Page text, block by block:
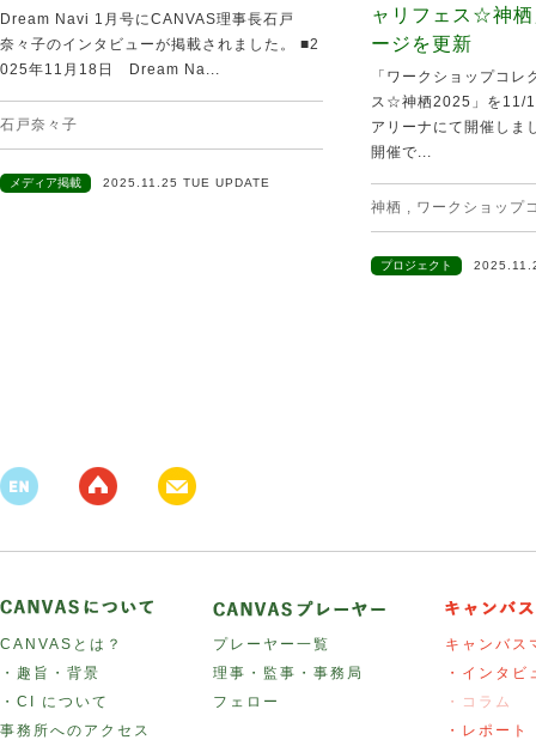
Dream Navi 1月号にCANVAS理事長石戸
奈々子のインタビューが掲載されました。 ■2
025年11月18日 Dream Na...
石戸奈々子
メディア掲載 2025.11.25 TUE UPDATE
ャリフェス☆神
ージを更新
「ワークショップコ
ス☆神栖2025」を11/
アリーナにて開催しま
開催で...
神栖 , ワークショップ
プロジェクト
CANVASとは？
・趣旨・背景
・CI について
事務所へのアクセス
プレーヤー一覧
理事・監事・事務局
フェロー
キャンバス
・インタビ
・コラム
・レポート